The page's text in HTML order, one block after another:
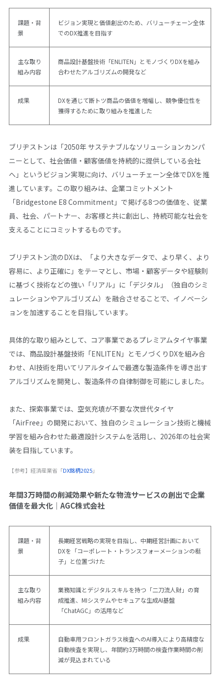
課題・背
景
ビジョン実現と価値創出のため、バリューチェーン全体
でのDX推進を目指す
主な取り
組み内容
商品設計基盤技術「ENLITEN」とモノづくりDXを組み
合わせたアルゴリズムの開発など
成果
DXを通じて断トツ商品の価値を増幅し、競争優位性を
獲得するために取り組みを推進した
ブリヂストンは「2050年 サステナブルなソリューションカンパ
ニーとして、社会価値・顧客価値を持続的に提供している会社
へ」というビジョン実現に向け、バリューチェーン全体でDXを推
進しています。この取り組みは、企業コミットメント
「Bridgestone E8 Commitment」で掲げる8つの価値を、従業
員、社会、パートナー、お客様と共に創出し、持続可能な社会を
支えることにコミットするものです。
ブリヂストン流のDXは、「より大きなデータで、より早く、より
容易に、より正確に」をテーマとし、市場・顧客データや経験則
に基づく技術などの強い「リアル」に「デジタル」（独自のシミ
ュレーションやアルゴリズム）を融合させることで、イノベーシ
ョンを加速することを目指しています。
具体的な取り組みとして、コア事業であるプレミアムタイヤ事業
では、商品設計基盤技術「ENLITEN」とモノづくりDXを組み合
わせ、AI技術を用いてリアルタイムで最適な製造条件を導き出す
アルゴリズムを開発し、製造条件の自律制御を可能にしました。
また、探索事業では、空気充填が不要な次世代タイヤ
「AirFree」の開発において、独自のシミュレーション技術と機械
学習を組み合わせた最適設計システムを活用し、2026年の社会実
装を目指しています。
【参考】経済産業省「DX銘柄2025」
年間3万時間の削減効果や新たな物流サービスの創出で企業
価値を最大化｜AGC株式会社
課題・背
景
長期経営戦略の実現を目指し、中期経営計画において
DXを「コーポレート・トランスフォーメーションの梃
子」と位置づけた
主な取り
組み内容
業務知識とデジタルスキルを持つ「二刀流人財」の育
成推進、MIシステムやセキュアな生成AI基盤
「ChatAGC」の活用など
成果
自動車用フロントガラス検査へのAI導入により高精度な
自動検査を実現し、年間約3万時間の検査作業時間の削
減が見込まれている